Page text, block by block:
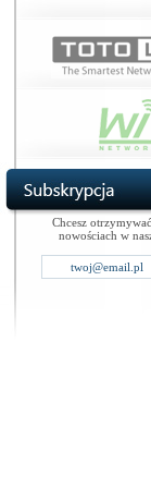
Chcesz
nowościach w